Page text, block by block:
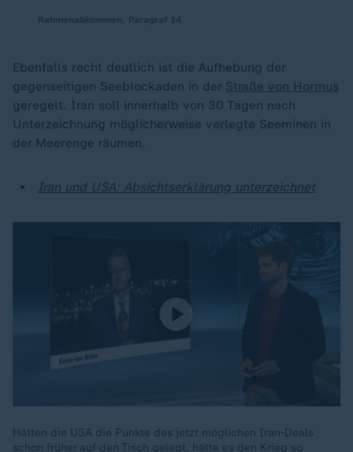
Ebenfalls recht deutlich ist die Aufhebung der
gegenseitigen Seeblockaden in der Straße von Hormus
geregelt. Iran soll innerhalb von 30 Tagen nach
Unterzeichnung möglicherweise verlegte Seeminen in
der Meerenge räumen.
Iran und USA: Absichtserklärung unterzeichnet
Hätten die USA die Punkte des jetzt möglichen Iran-Deals
schon früher auf den Tisch gelegt, hätte es den Krieg so